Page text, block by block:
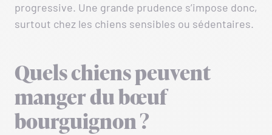
progressive. Une grande prudence s’impose donc,
surtout chez les chiens sensibles ou sédentaires.
Quels chiens peuvent
manger du bœuf
bourguignon ?